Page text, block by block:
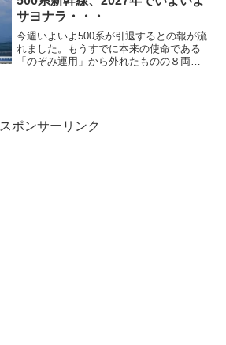
サヨナラ・・・
今週いよいよ500系が引退するとの報が流
れました。もうすでに本来の使命である
「のぞみ運用」から外れたものの８両編
スポンサーリンク